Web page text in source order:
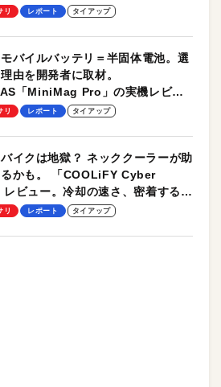
ルユースに最適！
リ レポート タイアップ
バイルバッテリ＝半固体電池。選
由を開発者に取材。
「MiniMag Pro」の実機レビュ
リ レポート タイアップ
イクは地獄？ ネッククーラーが助
るかも。 「COOLiFY Cyber
ビュー。冷却の速さ、密着する冷
ト、シンプルな操作性がグッド！
リ レポート タイアップ